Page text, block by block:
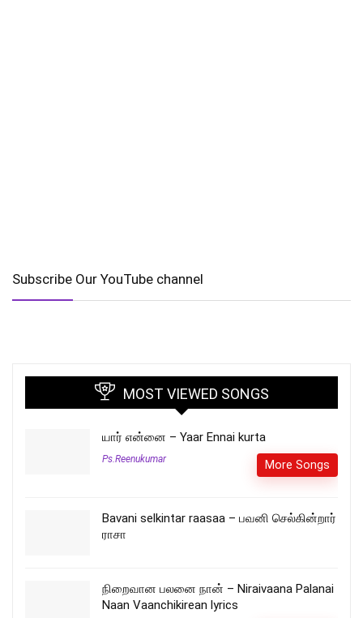
Subscribe Our YouTube channel
MOST VIEWED SONGS
யார் என்னை – Yaar Ennai kurta
Ps.Reenukumar More Songs
Bavani selkintar raasaa – பவனி செல்கின்றார்
ராசா
நிறைவான பலனை நான் – Niraivaana Palanai
Naan Vaanchikirean lyrics